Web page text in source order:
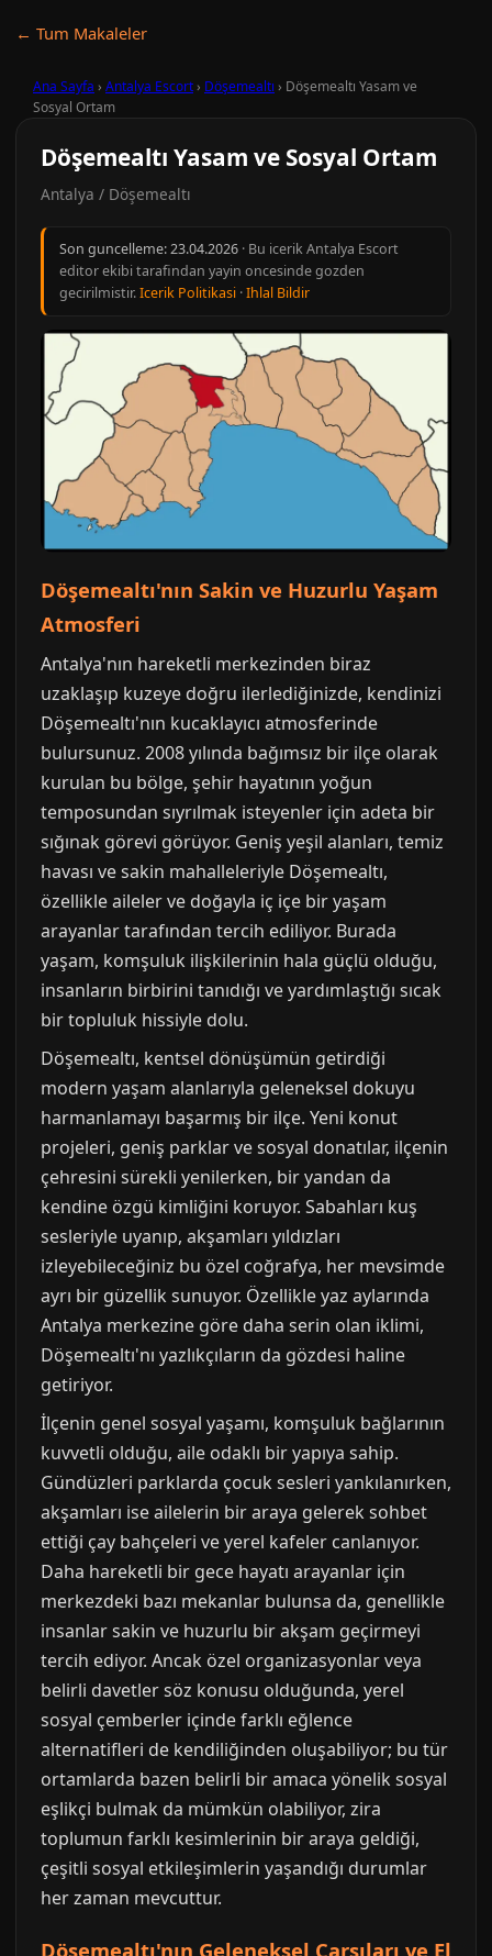
← Tum Makaleler
Ana Sayfa › Antalya Escort› Döşemealtı › Döşemealtı Yasam ve
Sosyal Ortam
Döşemealtı Yasam ve Sosyal Ortam
Antalya / Döşemealtı
Son guncelleme:23.04.2026 · Bu icerik Antalya Escort
editor ekibi tarafindan yayin oncesinde gozden
gecirilmistir.Icerik Politikasi ·Ihlal Bildir
Döşemealtı'nın Sakin ve Huzurlu Yaşam
Atmosferi
Antalya'nın hareketli merkezinden biraz
uzaklaşıp kuzeye doğru ilerlediğinizde, kendinizi
Döşemealtı'nın kucaklayıcı atmosferinde
bulursunuz. 2008 yılında bağımsız bir ilçe olarak
kurulan bu bölge, şehir hayatının yoğun
temposundan sıyrılmak isteyenler için adeta bir
sığınak görevi görüyor. Geniş yeşil alanları, temiz
havası ve sakin mahalleleriyle Döşemealtı,
özellikle aileler ve doğayla iç içe bir yaşam
arayanlar tarafından tercih ediliyor. Burada
yaşam, komşuluk ilişkilerinin hala güçlü olduğu,
insanların birbirini tanıdığı ve yardımlaştığı sıcak
bir topluluk hissiyle dolu.
Döşemealtı, kentsel dönüşümün getirdiği
modern yaşam alanlarıyla geleneksel dokuyu
harmanlamayı başarmış bir ilçe. Yeni konut
projeleri, geniş parklar ve sosyal donatılar, ilçenin
çehresini sürekli yenilerken, bir yandan da
kendine özgü kimliğini koruyor. Sabahları kuş
sesleriyle uyanıp, akşamları yıldızları
izleyebileceğiniz bu özel coğrafya, her mevsimde
ayrı bir güzellik sunuyor. Özellikle yaz aylarında
Antalya merkezine göre daha serin olan iklimi,
Döşemealtı'nı yazlıkçıların da gözdesi haline
getiriyor.
İlçenin genel sosyal yaşamı, komşuluk bağlarının
kuvvetli olduğu, aile odaklı bir yapıya sahip.
Gündüzleri parklarda çocuk sesleri yankılanırken,
akşamları ise ailelerin bir araya gelerek sohbet
ettiği çay bahçeleri ve yerel kafeler canlanıyor.
Daha hareketli bir gece hayatı arayanlar için
merkezdeki bazı mekanlar bulunsa da, genellikle
insanlar sakin ve huzurlu bir akşam geçirmeyi
tercih ediyor. Ancak özel organizasyonlar veya
belirli davetler söz konusu olduğunda, yerel
sosyal çemberler içinde farklı eğlence
alternatifleri de kendiliğinden oluşabiliyor; bu tür
ortamlarda bazen belirli bir amaca yönelik sosyal
eşlikçi bulmak da mümkün olabiliyor, zira
toplumun farklı kesimlerinin bir araya geldiği,
çeşitli sosyal etkileşimlerin yaşandığı durumlar
her zaman mevcuttur.
Döşemealtı'nın Geleneksel Çarşıları ve El